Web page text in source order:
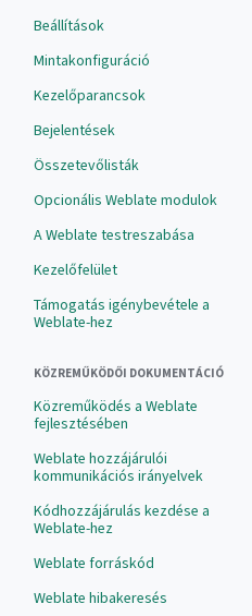
Beállítások
Mintakonfiguráció
Kezelőparancsok
Bejelentések
Összetevőlisták
Opcionális Weblate modulok
A Weblate testreszabása
Kezelőfelület
Támogatás igénybevétele a
Weblate-hez
KÖZREMŰKÖDŐI DOKUMENTÁCIÓ
Közreműködés a Weblate
fejlesztésében
Weblate hozzájárulói
kommunikációs irányelvek
Kódhozzájárulás kezdése a
Weblate-hez
Weblate forráskód
Weblate hibakeresés